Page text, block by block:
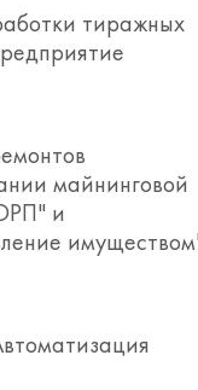
тиражных
майнинговой
и